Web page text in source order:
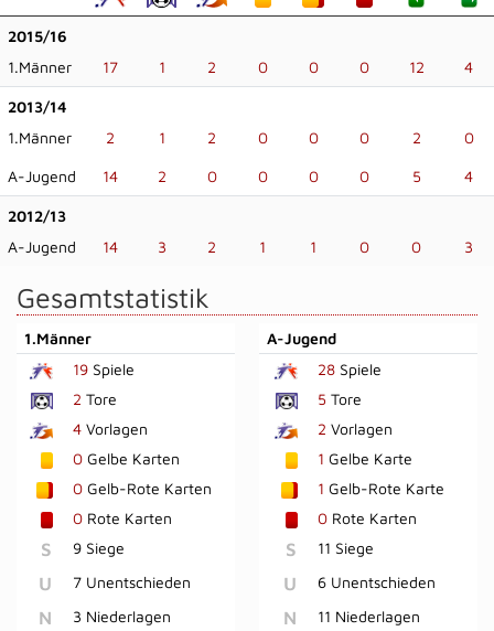
2015/16
1.Männer
17 1 2 0 0 0 12 4
2013/14
1.Männer
2 1 2 0 0 0 2 0
A-Jugend 14 2 0 0 0 0 5 4
2012/13
A-Jugend
14 3 2 1 1 0 0 3
Gesamtstatistik
1.Männer
19 Spiele
2 Tore
4 Vorlagen
0 Gelbe Karten
0 Gelb-Rote Karten
0 Rote Karten
S 9 Siege
U 7 Unentschieden
N 3 Niederlagen
A-Jugend
28Spiele
5 Tore
2 Vorlagen
1 Gelbe Karte
1 Gelb-Rote Karte
0Rote Karten
S 11 Siege
U 6 Unentschieden
N 11 Niederlagen